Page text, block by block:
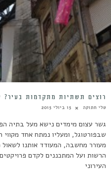
רוצים תשתיות מתקדמות בעיר?
טלי חתוקה 15 ביולי 2015
גשר עצום מימדים נישא מעל בתיה
שבפורטוגל, ומעליו נמתח אחד
מעורר מחשבה, המעודד אותנו לשאול
הרשות ועל המתכננים לקדם
העירוני